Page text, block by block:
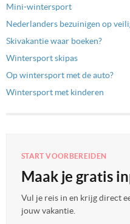
Mini-wintersport
Nederlanders bezuinigen op
Skivakantie waar boeken?
Wintersport skipas
Op wintersport met de auto?
Wintersport met kinderen
START VOORBEREIDEN
Maak je gratis
Vul je reis in en krijg direct
jouw vakantie.